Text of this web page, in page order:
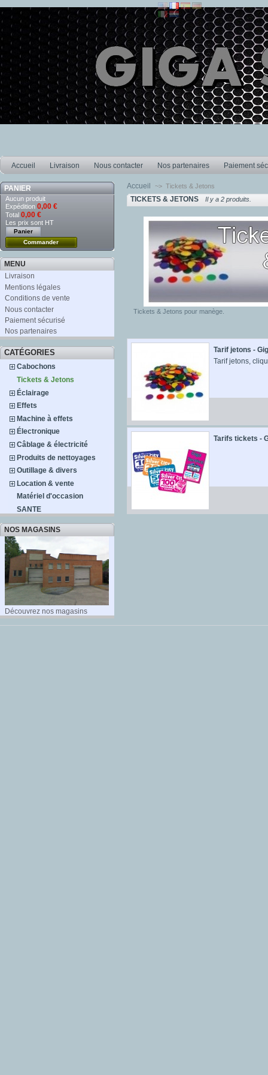
Accueil Livraison Nous contacter Nos partenaires Paiement
PANIER
Aucun produit
Expédition 0,00 €
Total 0,00 €
Les prix sont HT
Panier
Commander
MENU
Livraison
Mentions légales
Conditions de vente
Nous contacter
Paiement sécurisé
Nos partenaires
CATÉGORIES
Cabochons
Tickets & Jetons
Éclairage
Effets
Machine à effets
Électronique
Câblage & électricité
Produits de nettoyages
Outillage & divers
Location & vente
Matériel d'occasion
SANTE
NOS MAGASINS
Découvrez nos magasins
Accueil ~> Tickets & Jetons
TICKETS & JETONS Il y a 2 produits.
Tickets & Jetons pour manège.
Tarif jetons -
Tarif jetons,
Tarifs tickets -